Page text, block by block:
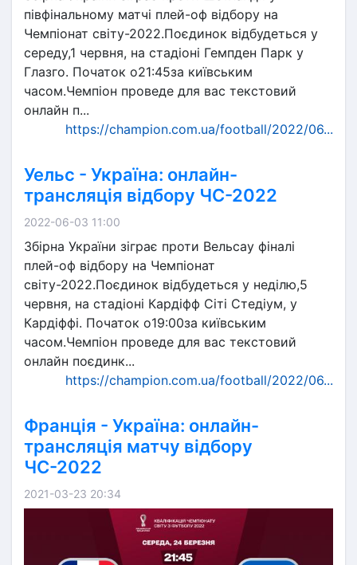
півфінальному матчі плей-оф відбору на
Чемпіонат світу-2022.Поєдинок відбудеться у
середу,1 червня, на стадіоні Гемпден Парк у
Глазго. Початок о21:45за київським
часом.Чемпіон проведе для вас текстовий
онлайн п...
https://champion.com.ua/football/2022/06...
Уельс - Україна: онлайн-
трансляція відбору ЧС-2022
2022-06-03 11:00
Збірна України зіграє проти Вельсау фіналі
плей-оф відбору на Чемпіонат
світу-2022.Поєдинок відбудеться у неділю,5
червня, на стадіоні Кардіфф Сіті Стедіум, у
Кардіффі. Початок о19:00за київським
часом.Чемпіон проведе для вас текстовий
онлайн поєдинк...
https://champion.com.ua/football/2022/06...
Франція - Україна: онлайн-
трансляція матчу відбору
ЧС-2022
2021-03-23 20:34